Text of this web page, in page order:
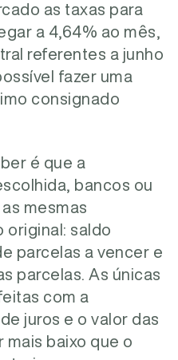
as taxas para
a 4,64% ao mês,
referentes a junho
fazer uma
consignado
é que a
bancos ou
mesmas
saldo
parcelas a vencer e
parcelas. As únicas
com a
juros e o valor das
mais baixo que o